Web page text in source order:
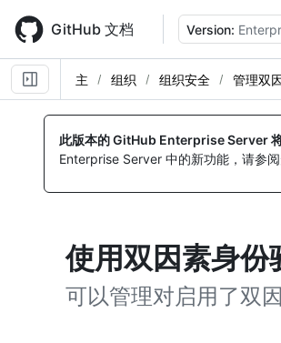
main
content
GitHub 文档 Version:
主 组织 组织安全 管理双
此版本的 GitHub Enterprise Server
Enterprise Server 中的新功能，请参
使用双因素身份
可以管理对启用了双